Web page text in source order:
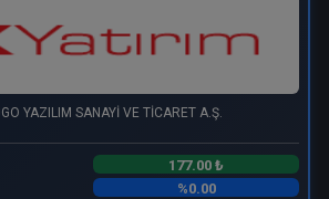
YAZILIM SANAYİ VE TİCARET A.Ş.
177.00 ₺
%0.00